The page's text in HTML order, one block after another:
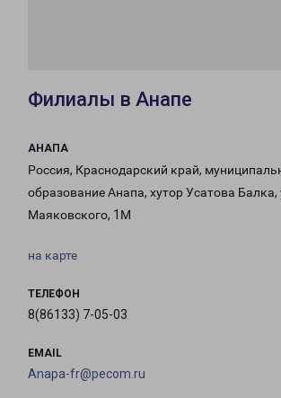
Филиалы в Анапе
АНАПА
Россия, Краснодарский край,
образование Анапа, хутор Усатова Балка,
Маяковского, 1М
на карте
ТЕЛЕФОН
8(86133) 7-05-03
EMAIL
Anapa-fr@pecom.ru